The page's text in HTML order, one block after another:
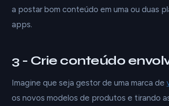
a postar bom conteúdo em uma ou duas
apps.
3 - Crie conteúdo
Imagine que seja gestor de uma marca de
os novos modelos de produtos e tirando